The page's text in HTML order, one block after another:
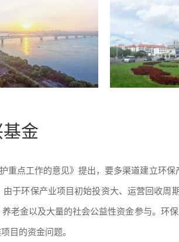
金
点工作的意见》提出，要多渠道建立环保
于环保产业项目初始投资大、运营回收周
老金以及大量的社会公益性资金参与。环
目的资金问题。